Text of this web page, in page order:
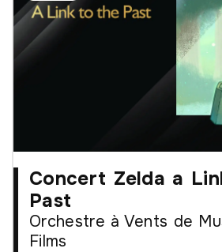
Concert Zelda a
Past
Orchestre à Vents de
Films